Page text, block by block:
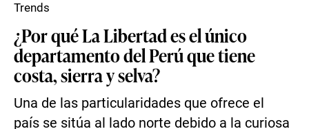
¿Por qué La Libertad es el único
departamento del Perú que tiene
costa, sierra y selva?
Una de las particularidades que ofrece el
país se sitúa al lado norte debido a la curiosa
Trends